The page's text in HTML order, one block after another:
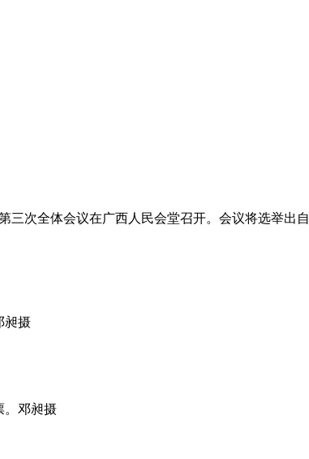
次全体会议在广西人民会堂召开。会议将选举出
昶摄
。邓昶摄